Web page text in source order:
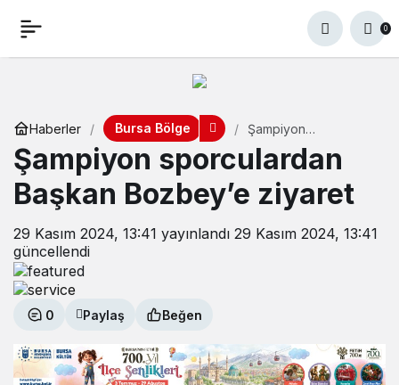
0
Haberler Bursa Bölge
Şampiyon
Bozbey’e ziyaret
Şampiyon sporculardan
Başkan Bozbey’e ziyaret
29 Kasım 2024, 13:41 yayınlandı 29 Kasım 2024, 13:41
güncellendi
0 Paylaş Beğen